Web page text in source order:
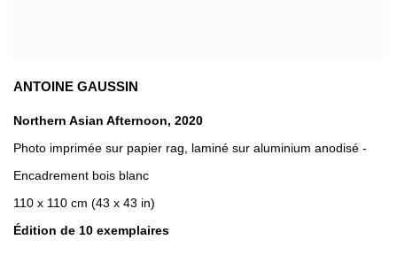
ANTOINE GAUSSIN
Northern Asian Afternoon, 2020
Photo imprimée sur papier rag, laminé sur aluminium anodisé -
Encadrement bois blanc
110 x 110 cm (43 x 43 in)
Édition de 10 exemplaires